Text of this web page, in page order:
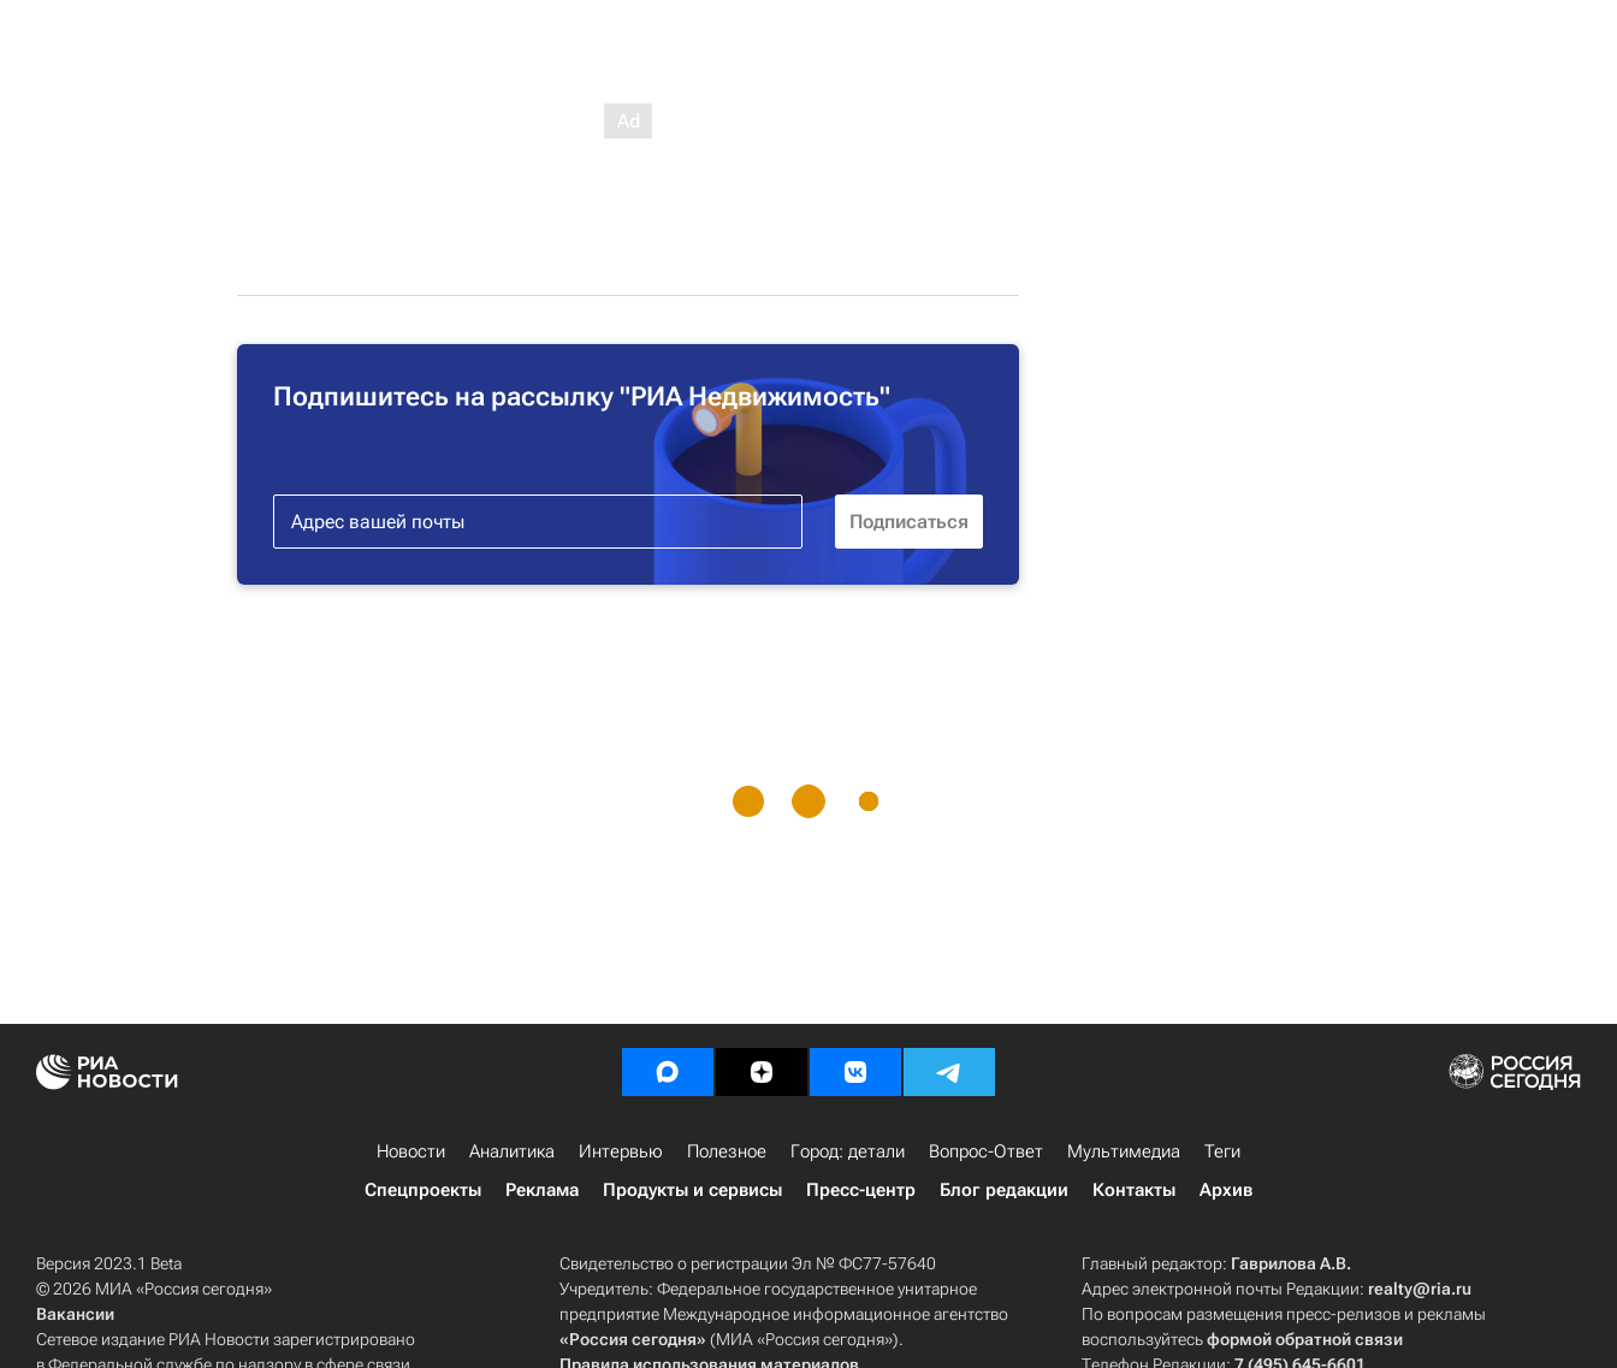
Подпишитесь на рассылку "РИА Недвижимость"
Новости Аналитика Интервью Полезное Город: детали Вопрос-Ответ Мультимедиа
Теги
Спецпроекты
Реклама Продукты и сервисы Пресс-центр Блог редакции Контакты Архив
Версия 2023.1 Beta
© 2026 МИА «Россия сегодня»
Вакансии
Сетевое издание РИА Новости зарегистрировано
Свидетельство о регистрации Эл № ФС77-57640
Учредитель: Федеральное государственное унитарное
предприятие Международное информационное агентство
«Россия сегодня» (МИА «Россия сегодня»).
Главный редактор: Гаврилова А.В.
Адрес электронной почты Редакции: realty@ria.ru
По вопросам размещения пресс-релизов и рекламы
воспользуйтесьформой обратной связи